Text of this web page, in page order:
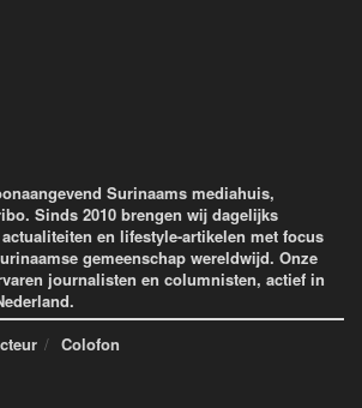
Surinaams mediahuis,
Sinds 2010 brengen wij dagelijks
en lifestyle-artikelen met focus
gemeenschap wereldwijd. Onze
journalisten en columnisten, actief in
Colofon